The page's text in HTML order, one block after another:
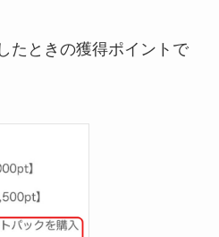
たときの獲得ポイントで